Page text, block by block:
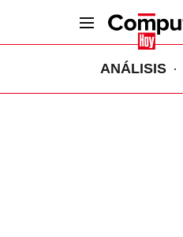
ANÁLISIS